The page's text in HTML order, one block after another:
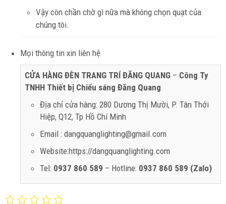
Vậy còn chần chờ gì nữa mà không chọn quạt của
chúng tôi.
Mọi thông tin xin liên hệ
CỬA HÀNG ĐÈN TRANG TRÍ ĐĂNG QUANG – Công Ty
TNHH Thiết bị Chiếu sáng Đăng Quang
Địa chỉ cửa hàng: 280 Dương Thị Mười, P. Tân Thới
Hiệp, Q12, Tp Hồ Chí Minh
Email : dangquanglighting@gmail.com
Website:https://dangquanglighting.com
Tel: 0937 860 589 – Hotline: 0937 860 589 (Zalo)